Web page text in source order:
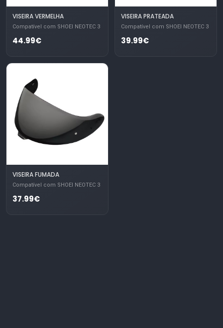
VISEIRA VERMELHA
Compatível com SHOEI NEOTEC 3
44.99€
VISEIRA PRATEADA
Compatível com SHOEI NEOTEC 3
39.99€
VISEIRA FUMADA
Compatível com SHOEI NEOTEC 3
37.99€